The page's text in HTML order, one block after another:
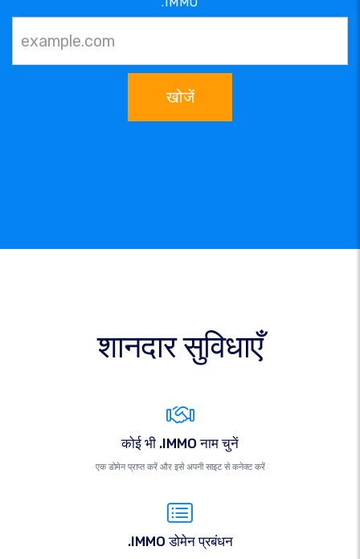
खोजें
शानदार सुविधाएँ
कोई भी .IMMO नाम चुनें
एक डोमेन प्राप्त करें और इसे अपनी साइट से कनेक्ट करें
.IMMO डोमेन प्रबंधन